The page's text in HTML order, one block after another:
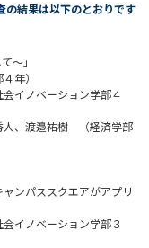
結果は以下のとおりです
～」
年）
イノベーション学部４
人、渡邉祐樹 （経済学部
ンパススクエアがアプリ
イノベーション学部３